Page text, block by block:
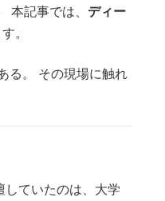
本記事では、 ディー
。
る。 その現場に触れ
していたのは、大学